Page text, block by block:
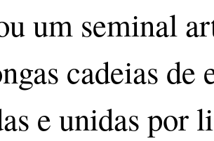
um seminal
cadeias de
e unidas por